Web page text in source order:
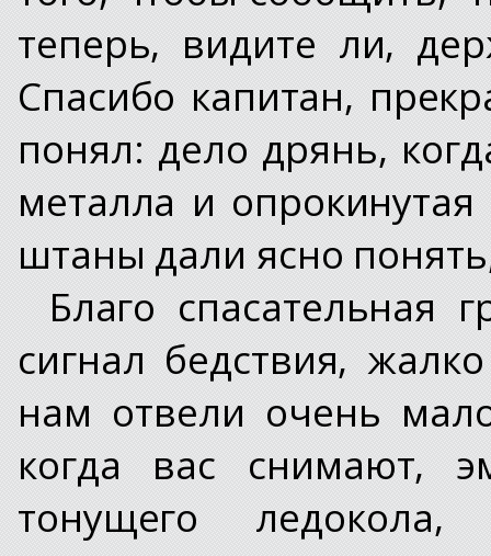
теперь, видите ли,
Спасибо капитан,
понял: дело дрянь,
металла и
штаны дали ясно
Благо спасательная
сигнал бедствия,
нам отвели очень
когда вас снимают,
тонущего